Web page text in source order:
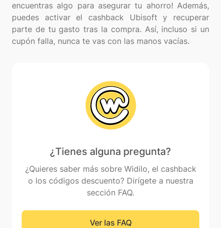
encuentras algo para asegurar tu ahorro! Además,
puedes activar el cashback Ubisoft y recuperar
parte de tu gasto tras la compra. Así, incluso si un
¿Tienes alguna pregunta?
¿Quieres saber más sobre Widilo, el cashback
o los códigos descuento? Dirígete a nuestra
sección FAQ.
Ver las FAQ